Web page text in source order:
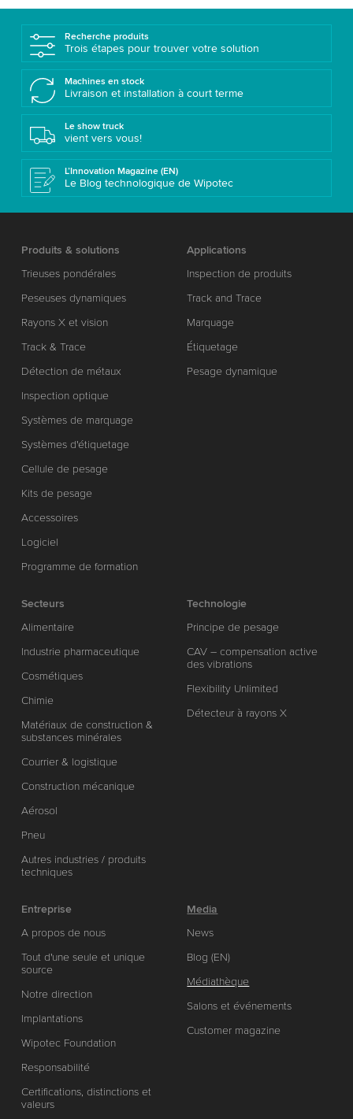
Recherche produits
Trois étapes pour trouver votre solution
Machines en stock
Livraison et installation à court terme
Le show truck
vient vers vous!
L’Innovation Magazine (EN)
Le Blog technologique de Wipotec
Produits & solutions
Trieuses pondérales
Peseuses dynamiques
Rayons X et vision
Track & Trace
Détection de métaux
Inspection optique
Systèmes de marquage
Systèmes d'étiquetage
Cellule de pesage
Kits de pesage
Accessoires
Logiciel
Programme de formation
Applications
Inspection de produits
Track and Trace
Marquage
Étiquetage
Pesage dynamique
Secteurs
Alimentaire
Industrie pharmaceutique
Cosmétiques
Chimie
Matériaux de construction &
substances minérales
Courrier & logistique
Construction mécanique
Aérosol
Pneu
Autres industries / produits
techniques
Technologie
Principe de pesage
CAV – compensation active
des vibrations
Flexibility Unlimited
Détecteur à rayons X
Entreprise
A propos de nous
Tout d'une seule et unique
source
Notre direction
Implantations
Wipotec Foundation
Responsabilité
Certifications, distinctions et
valeurs
Media
News
Blog (EN)
Médiathèque
Salons et événements
Customer magazine